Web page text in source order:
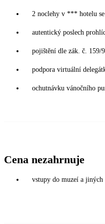
2 noclehy v *** hotelu
autentický poslech
pojištění dle zák. č. 159/
podpora virtuální
ochutnávku vánočního
Cena nezahrnuje
vstupy do muzeí a jiných